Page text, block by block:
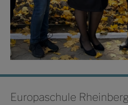
Europaschule